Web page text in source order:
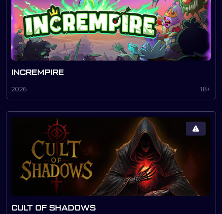
INCREMPIRE
2026 18+
CULT OF SHADOWS